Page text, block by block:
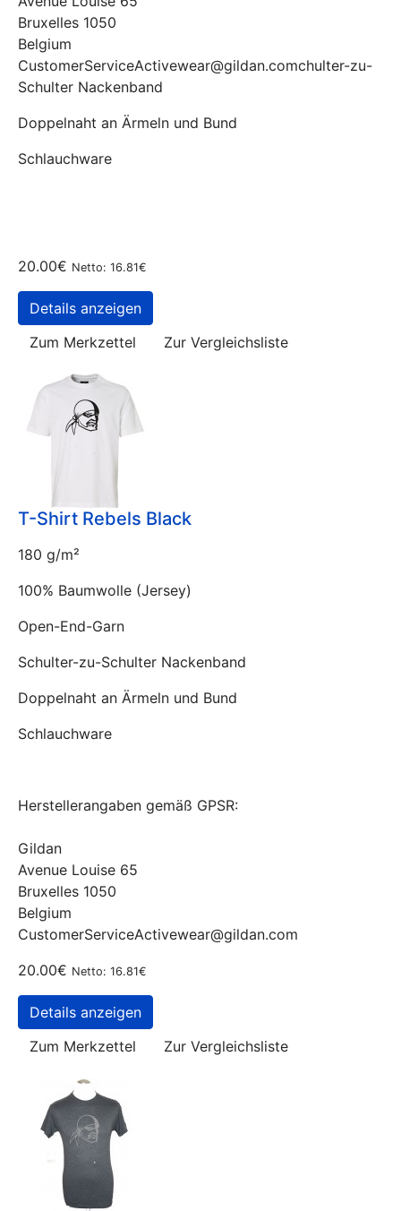
Bruxelles 1050
Belgium
CustomerServiceActivewear@gildan.comchulter-zu-
Schulter Nackenband
Doppelnaht an Ärmeln und Bund
Schlauchware
20.00€ Netto: 16.81€
Details anzeigen
Zum Merkzettel
Zur Vergleichsliste
T-Shirt Rebels Black
180 g/m²
100% Baumwolle (Jersey)
Open-End-Garn
Schulter-zu-Schulter Nackenband
Doppelnaht an Ärmeln und Bund
Schlauchware
Herstellerangaben gemäß GPSR:
Gildan
Avenue Louise 65
Bruxelles 1050
Belgium
CustomerServiceActivewear@gildan.com
20.00€ Netto: 16.81€
Details anzeigen
Zum Merkzettel
Zur Vergleichsliste